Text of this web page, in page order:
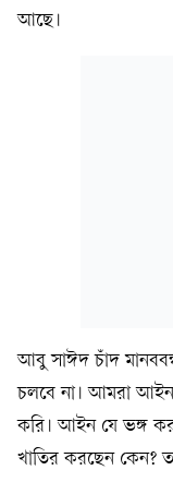
আছে।
আবু সাঈদ চাঁদ
চলবে না। আমরা
করি। আইন যে ভঙ্গ
খাতির করছেন কেন?